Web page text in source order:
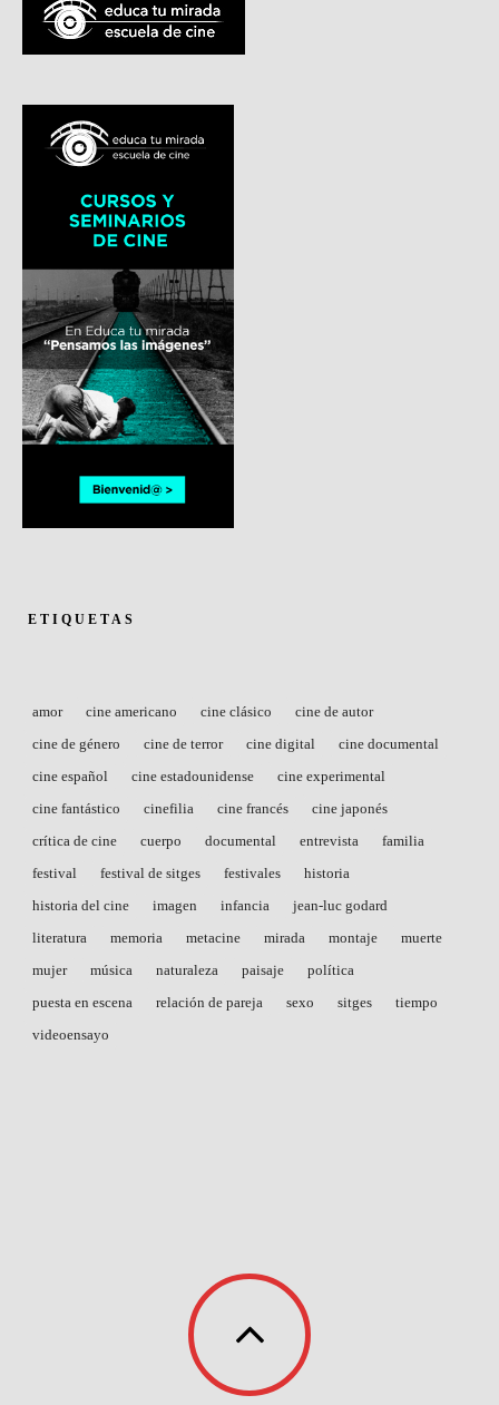
ETIQUETAS
amor cine americano cine clásico
cine de autor
cine de género
cine de terror cine digital
cine documental
cine español
cine estadounidense
cine experimental
cine fantástico
cinefilia cine francés
cine japonés
crítica de cine
cuerpo documental entrevista
familia
festival
festival de sitges festivales
historia
historia del cine
imagen infancia
jean-luc godard
literatura
memoria metacine mirada montaje
muerte
mujer
música naturaleza paisaje
política
puesta en escena
relación de pareja sexo sitges
tiempo
videoensayo